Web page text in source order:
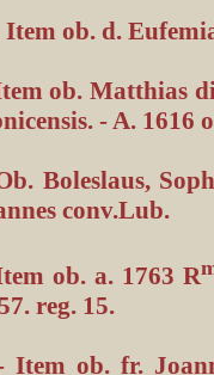
Item ob. d.
ob. Matthias
- A. 1616
Boleslaus,
conv.Lub.
ob. a. 1763 R
reg. 15.
Item ob. fr.